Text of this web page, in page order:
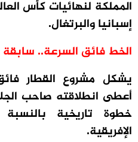
إسبانيا والبرتغال.
الخط فائق السرعة.. سابقة
يشكل مشروع القطار
أعطى انطلاقته صاحب
خطوة تاريخية
الإفريقية.